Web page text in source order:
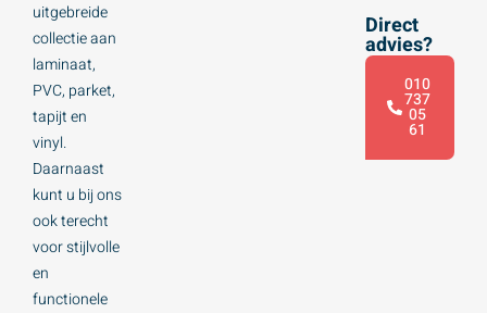
uitgebreide
collectie aan
laminaat,
PVC, parket,
tapijt en
vinyl.
Daarnaast
kunt u bij ons
ook terecht
voor stijlvolle
en
functionele
Direct
advies?
010
737
05
61